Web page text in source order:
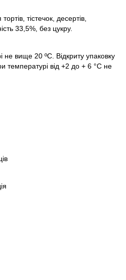
тістечок, десертів,
33,5%, без цукру.
не вище 20 ºС. Відкриту упаковку
температурі від +2 до + 6 °С не